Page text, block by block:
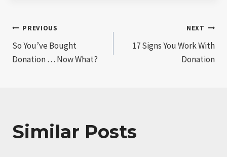
Post
navigation
PREVIOUS
So You’ve Bought
Donation … Now What?
NEXT
17 Signs You Work With
Donation
Similar Posts